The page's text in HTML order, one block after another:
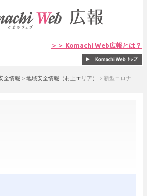
＞＞ Komachi Web広報とは？
全情報 > 地域安全情報（村上エリア） > 新型コロナ